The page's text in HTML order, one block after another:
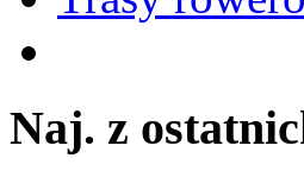
Naj. z